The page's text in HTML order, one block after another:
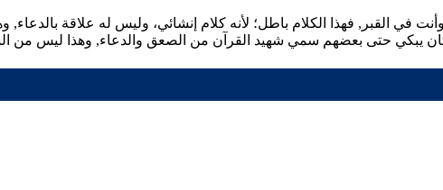
في القبر, فهذا الكلام باطل؛ لأنه كلام إنشائي، وليس له علاقة
يبكي حتى بعضهم سمي شهيد القرآن من الصعق والدعاء, وهذا ليس من